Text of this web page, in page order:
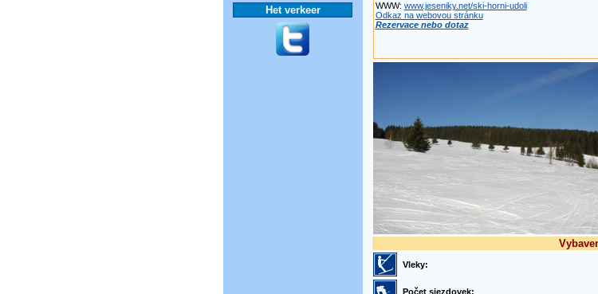
Het verkeer
WWW: www.jeseniky.net/ski-horni-udoli
Odkaz na webovou stránku
Rezervace nebo dotaz
Vleky:
Počet sjezdovek: